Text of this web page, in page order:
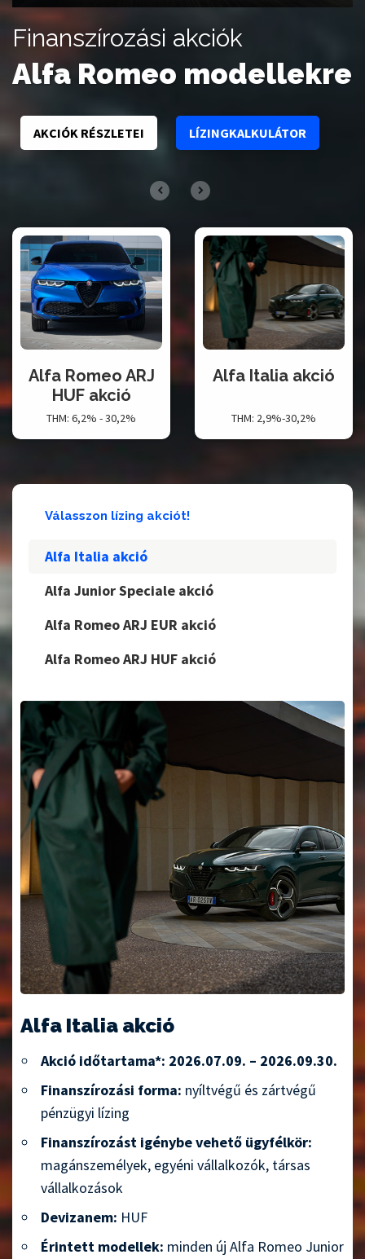
Finanszírozási akciók
Alfa Romeo modellekre
AKCIÓK RÉSZLETEI LÍZINGKALKULÁTOR
Alfa Italia akció
THM: 2,9%-30,2%
Alfa Junior
THM: 0,5%-30,2%
Válasszon lízing akciót!
Alfa Italia akció
Alfa Junior Speciale akció
Alfa Romeo ARJ EUR akció
Alfa Romeo ARJ HUF akció
Alfa Italia akció
Akció időtartama*: 2026.07.09. – 2026.09.30.
Finanszírozási forma: nyíltvégű és zártvégű
pénzügyi lízing
Finanszírozást igénybe vehető ügyfélkör:
magánszemélyek, egyéni vállalkozók, társas
vállalkozások
Devizanem: HUF
Érintett modellek: minden új Alfa Romeo Junior